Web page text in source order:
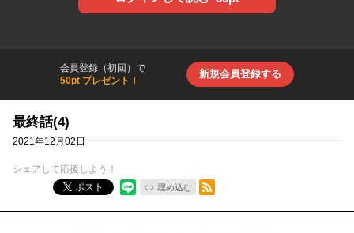
会員登録（初回）で
50pt プレゼント！
新規会員登録する
最終話(4)
2021年12月02日
シェアして応援しよう！
ポスト
埋め込む
RSSフィード